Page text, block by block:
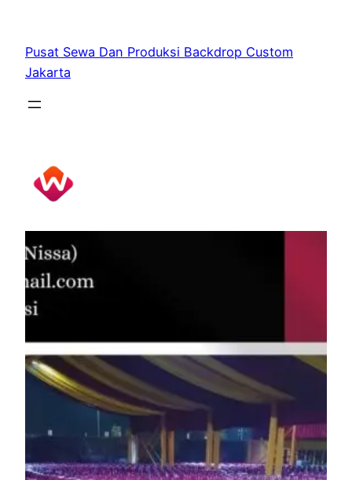
content
Pusat Sewa Dan Produksi Backdrop Custom
Jakarta